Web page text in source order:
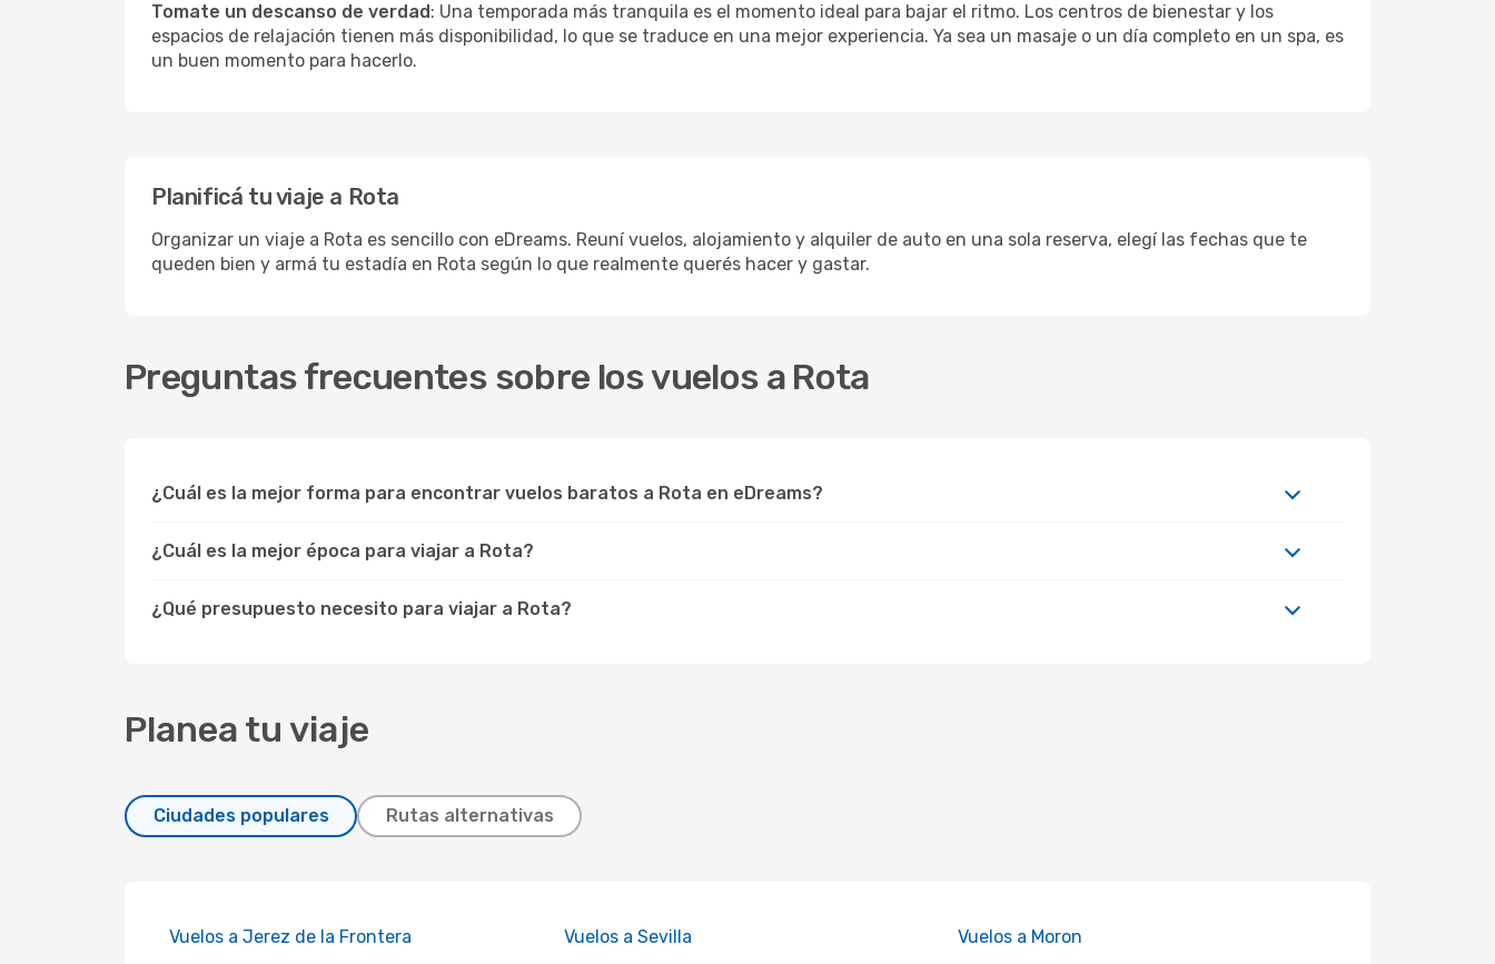
Tomate un descanso de verdad: Una temporada más tranquila es el momento ideal para bajar el ritmo. Los centros de bienestar y los
espacios de relajación tienen más disponibilidad, lo que se traduce en una mejor experiencia. Ya sea un masaje o un día completo en un spa, es
un buen momento para hacerlo.
Planificá tu viaje a Rota
Organizar un viaje a Rota es sencillo con eDreams. Reuní vuelos, alojamiento y alquiler de auto en una sola reserva, elegí las fechas que te
queden bien y armá tu estadía en Rota según lo que realmente querés hacer y gastar.
Preguntas frecuentes sobre los vuelos a Rota
¿Cuál es la mejor forma para encontrar vuelos baratos a Rota en eDreams?
¿Cuál es la mejor época para viajar a Rota?
¿Qué presupuesto necesito para viajar a Rota?
Planea tu viaje
Ciudades populares Rutas alternativas
Vuelos a Jerez de la Frontera Vuelos a Sevilla Vuelos a Moron